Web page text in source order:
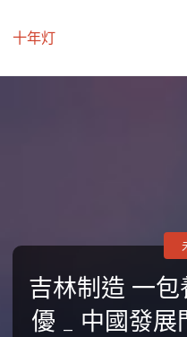
十年灯
吉林制造 一
優 _ 中國發展